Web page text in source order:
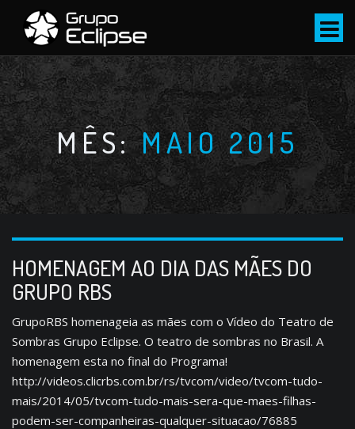
p
t
o
c
o
n
t
e
MÊS:MAIO 2015
HOMENAGEM AO DIA DAS MÃES DO
GRUPO RBS
GrupoRBS homenageia as mães com o Vídeo do Teatro de
Sombras Grupo Eclipse. O teatro de sombras no Brasil. A
homenagem esta no final do Programa!
http://videos.clicrbs.com.br/rs/tvcom/video/tvcom-tudo-
mais/2014/05/tvcom-tudo-mais-sera-que-maes-filhas-
podem-ser-companheiras-qualquer-situacao/76885